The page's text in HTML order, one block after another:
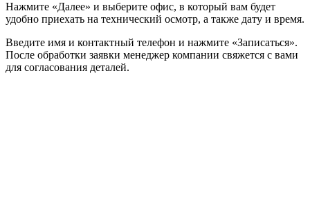
Нажмите «Далее» и выберите офис, в который вам будет
удобно приехать на технический осмотр, а также дату и время.
Введите имя и контактный телефон и нажмите «Записаться».
После обработки заявки менеджер компании свяжется с вами
для согласования деталей.